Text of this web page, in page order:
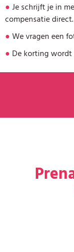
●Je schrijft je in
compensatie direct.
●We vragen een
● De korting wordt